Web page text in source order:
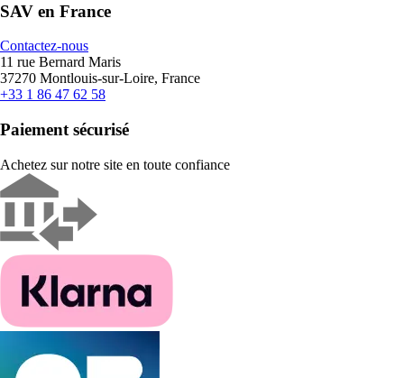
SAV en France
Contactez-nous
11 rue Bernard Maris
37270 Montlouis-sur-Loire, France
+33 1 86 47 62 58
Paiement sécurisé
Achetez sur notre site en toute confiance